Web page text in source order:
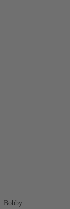
Bobby